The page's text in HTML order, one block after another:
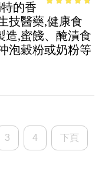
5
的香
技醫藥,健康食
造,蜜餞、醃漬食
泡穀粉或奶粉等
3 4 下頁